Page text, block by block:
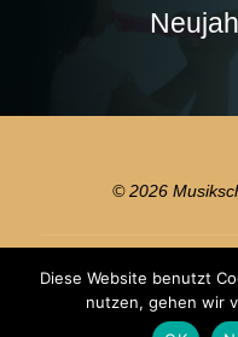
© 2026
Präsentiert von
Diese Website benutzt
nutzen, gehen wir